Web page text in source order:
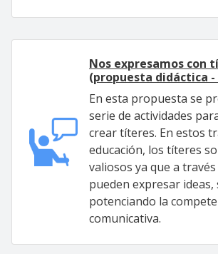
Nos expresamos con
(propuesta didáctica -
En esta propuesta se
serie de actividades
crear títeres. En estos
educación, los títeres
valiosos ya que a
pueden expresar
potenciando la
comunicativa.